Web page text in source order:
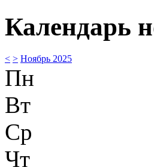
Календарь
< > Ноябрь 2025
Пн
Вт
Ср
Чт